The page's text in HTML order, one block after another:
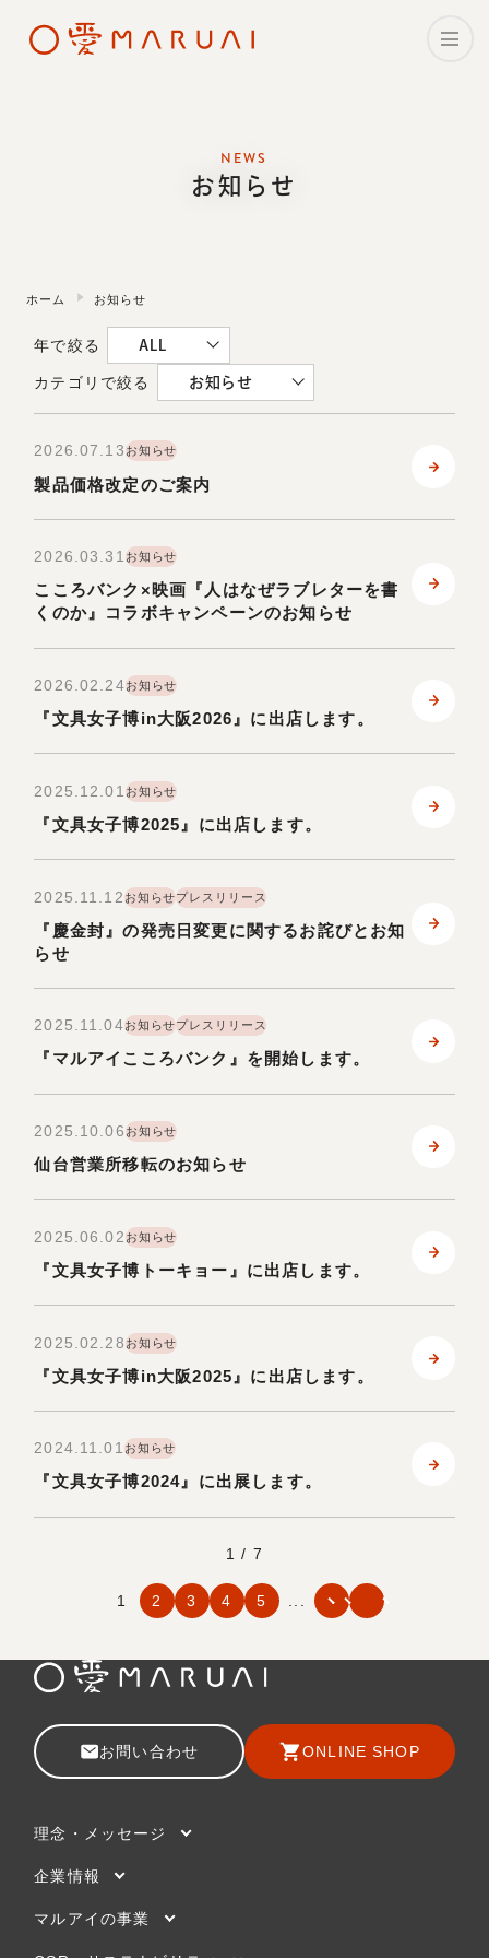
CSR・サステナビリティ
ニュース
ONLINE SHOP
NEWS
お知らせ
ホーム お知らせ
年で絞る ALL
カテゴリで絞る お知らせ
2026.07.13お知らせ
製品価格改定のご案内
2026.03.31お知らせ
こころバンク×映画『人はなぜラブレターを書
くのか』コラボキャンペーンのお知らせ
2026.02.24お知らせ
『文具女子博in大阪2026』に出店します。
2025.12.01 お知らせ
『文具女子博2025』に出店します。
2025.11.12お知らせプレスリリース
『慶金封』の発売日変更に関するお詫びとお知
らせ
2025.11.04お知らせプレスリリース
『マルアイこころバンク』を開始します。
2025.10.06お知らせ
仙台営業所移転のお知らせ
2025.06.02お知らせ
『文具女子博トーキョー』に出店します。
2025.02.28お知らせ
『文具女子博in大阪2025』に出店します。
2024.11.01お知らせ
『文具女子博2024』に出展します。
1 / 7
1 2 3 4 5
お問い合わせ ONLINE SHOP
理念・メッセージ
企業情報
マルアイの事業